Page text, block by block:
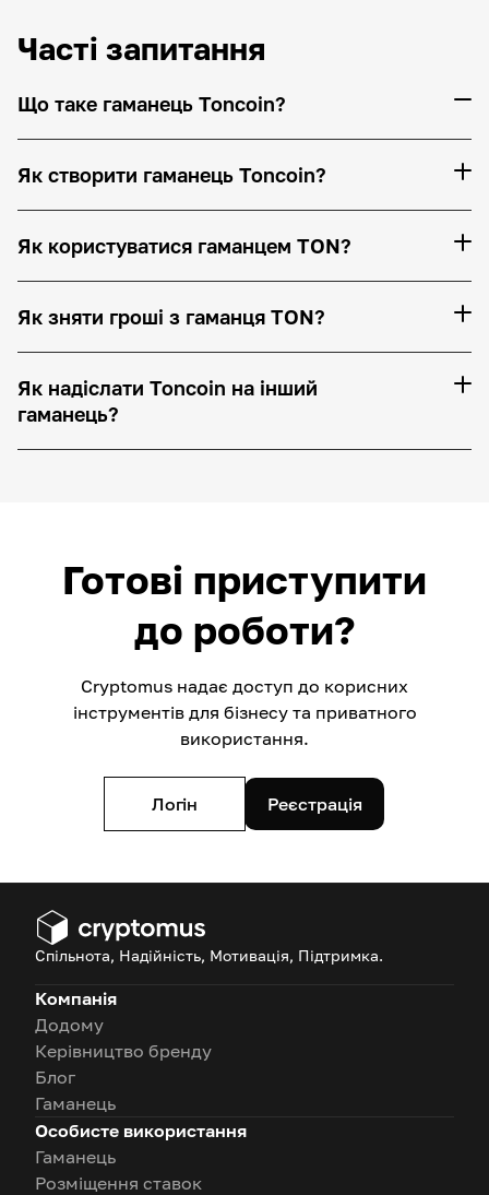
Часті запитання
Що таке гаманець Toncoin?
Як створити гаманець Toncoin?
Як користуватися гаманцем TON?
Як зняти гроші з гаманця TON?
Як надіслати Toncoin на інший
гаманець?
Готові приступити
до роботи?
Cryptomus надає доступ до корисних
інструментів для бізнесу та приватного
використання.
Логін Реєстрація
Спільнота, Надійність, Мотивація, Підтримка.
Компанія
Додому
Керівництво бренду
Блог
Гаманець
Особисте використання
Гаманець
Розміщення ставок